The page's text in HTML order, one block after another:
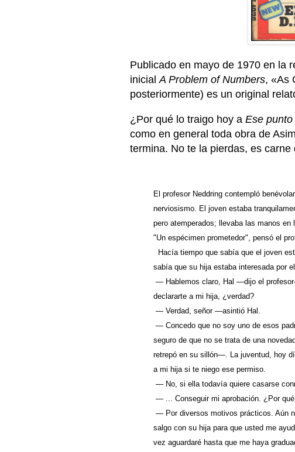
Publicado en mayo de 1970 en la
inicial A Problem of Numbers, «As
posteriormente) es un original
¿Por qué lo traigo hoy a Ese
como en general toda obra de
termina. No te la pierdas, es carne
El profesor Neddring contempló
nerviosismo. El joven estaba
pero atemperados; llevaba las manos
"Un espécimen prometedor", pensó el
Hacía tiempo que sabía que el joven
sabía que su hija estaba interesada por
— Hablemos claro, Hal —dijo el
declararte a mi hija, ¿verdad?
— Verdad, señor —asintió Hal.
— Concedo que no soy uno de esos
seguro de que no se trata de una
retrepó en su sillón—. La juventud, hoy
a mi hija si te niego ese permiso.
— No, si ella todavía quiere casarse
— ... Conseguir mi aprobación. ¿Por
— Por diversos motivos prácticos. Aún
salgo con su hija para que usted me
vez aguardaré hasta que me haya